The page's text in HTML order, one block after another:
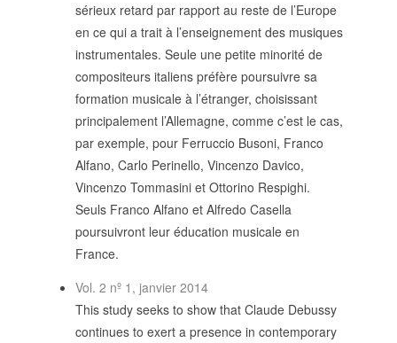
sérieux retard par rapport au reste de l’Europe
en ce qui a trait à l’enseignement des musiques
instrumentales. Seule une petite minorité de
compositeurs italiens préfère poursuivre sa
formation musicale à l’étranger, choisissant
principalement l’Allemagne, comme c’est le cas,
par exemple, pour Ferruccio Busoni, Franco
Alfano, Carlo Perinello, Vincenzo Davico,
Vincenzo Tommasini et Ottorino Respighi.
Seuls Franco Alfano et Alfredo Casella
poursuivront leur éducation musicale en
France.
Vol. 2 nº 1, janvier 2014
This study seeks to show that Claude Debussy
continues to exert a presence in contemporary